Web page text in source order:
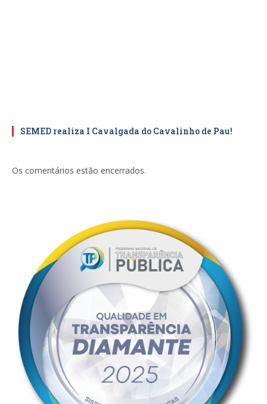
SEMED realiza I Cavalgada do Cavalinho de Pau!
Os comentários estão encerrados.